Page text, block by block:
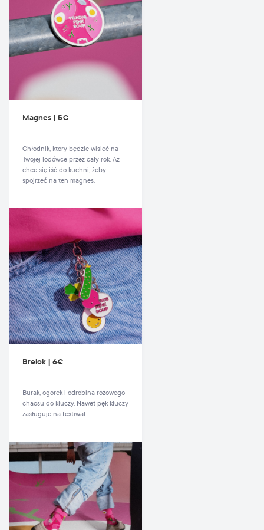
Magnes | 5€
Chłodnik, który będzie wisieć na
Twojej lodówce przez cały rok. Aż
chce się iść do kuchni, żeby
spojrzeć na ten magnes.
Brelok | 6€
Burak, ogórek i odrobina różowego
chaosu do kluczy. Nawet pęk kluczy
zasługuje na festiwal.